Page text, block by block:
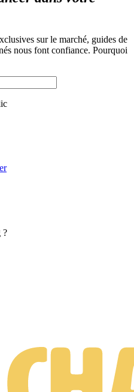
?
pour sa carrière : les
: quelle utilité ?
sur le marché, guides de
nous font confiance. Pourquoi
?